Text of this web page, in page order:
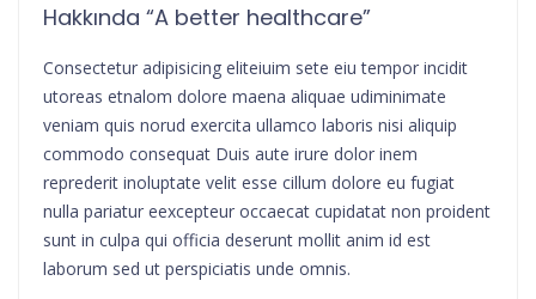
Hakkında “A better healthcare”
Consectetur adipisicing eliteiuim sete eiu tempor incidit
utoreas etnalom dolore maena aliquae udiminimate
veniam quis norud exercita ullamco laboris nisi aliquip
commodo consequat Duis aute irure dolor inem
reprederit inoluptate velit esse cillum dolore eu fugiat
nulla pariatur eexcepteur occaecat cupidatat non proident
sunt in culpa qui officia deserunt mollit anim id est
laborum sed ut perspiciatis unde omnis.